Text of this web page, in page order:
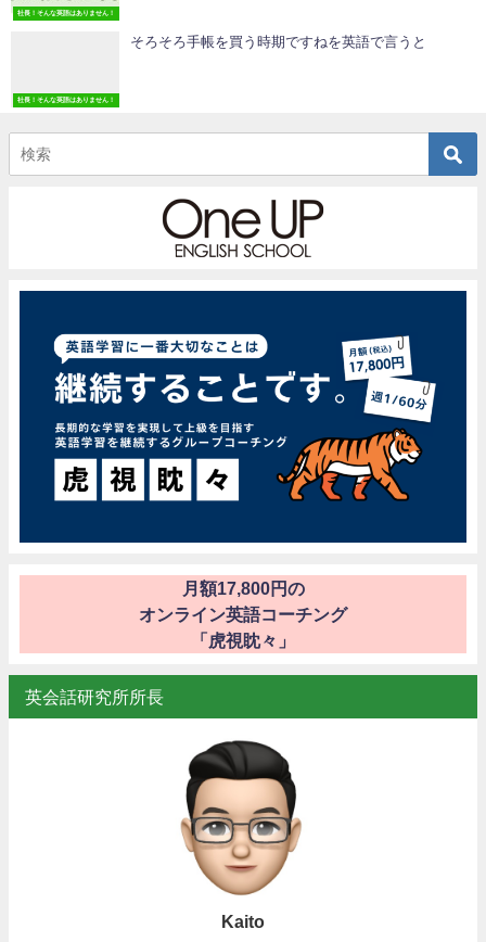
社長！そんな英語はありません！
社長！そんな英語はありません！
そろそろ手帳を買う時期ですねを英語で言うと
月額17,800円の
オンライン英語コーチング
「虎視眈々」
英会話研究所所長
Kaito